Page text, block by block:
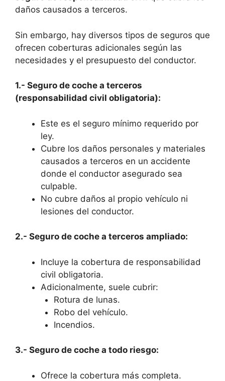
daños causados a terceros.
Sin embargo, hay diversos tipos de seguros que
ofrecen coberturas adicionales según las
necesidades y el presupuesto del conductor.
1.- Seguro de coche a terceros
(responsabilidad civil obligatoria):
Este es el seguro mínimo requerido por
ley.
Cubre los daños personales y materiales
causados a terceros en un accidente
donde el conductor asegurado sea
culpable.
No cubre daños al propio vehículo ni
lesiones del conductor.
2.- Seguro de coche a terceros ampliado:
Incluye la cobertura de responsabilidad
civil obligatoria.
Adicionalmente, suele cubrir:
Rotura de lunas.
Robo del vehículo.
Incendios.
3.- Seguro de coche a todo riesgo:
Ofrece la cobertura más completa.